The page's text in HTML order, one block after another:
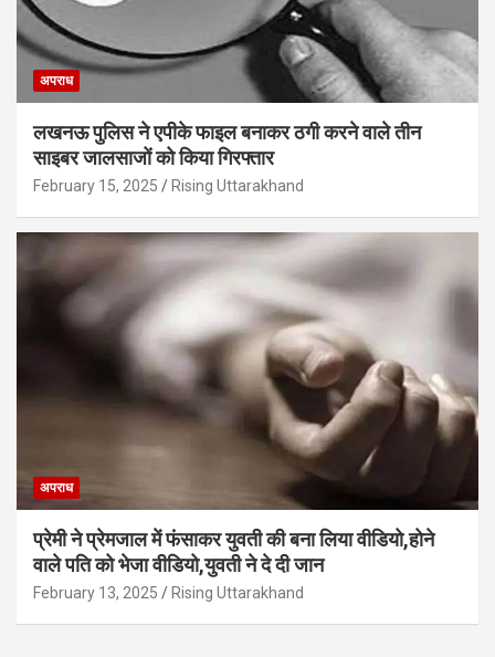
अपराध
लखनऊ पुलिस ने एपीके फाइल बनाकर ठगी करने वाले तीन
साइबर जालसाजों को किया गिरफ्तार
February 15, 2025 Rising Uttarakhand
अपराध
प्रेमी ने प्रेमजाल में फंसाकर युवती की बना लिया वीडियो,होने
वाले पत‍ि को भेजा वीड‍ियो,युवती ने दे दी जान
February 13, 2025 Rising Uttarakhand